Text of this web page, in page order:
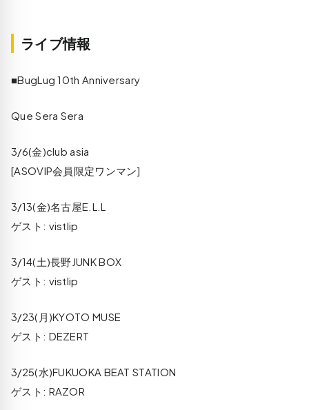
ライブ情報
■BugLug 10th Anniversary
Que Sera Sera
3/6(金)club asia
[ASOVIP会員限定ワンマン]
3/13(金)名古屋E.L.L
ゲスト: vistlip
3/14(土)長野JUNK BOX
ゲスト: vistlip
3/23(月)KYOTO MUSE
ゲスト: DEZERT
3/25(水)FUKUOKA BEAT STATION
ゲスト: RAZOR